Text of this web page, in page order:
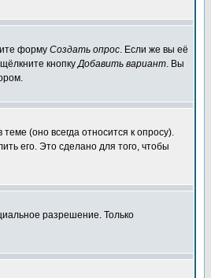
форму Создать опрос. Если же вы её
кнопкуДобавить вариант. Вы
(оно всегда относится к опросу).
его. Это сделано для того, чтобы
разрешение. Только